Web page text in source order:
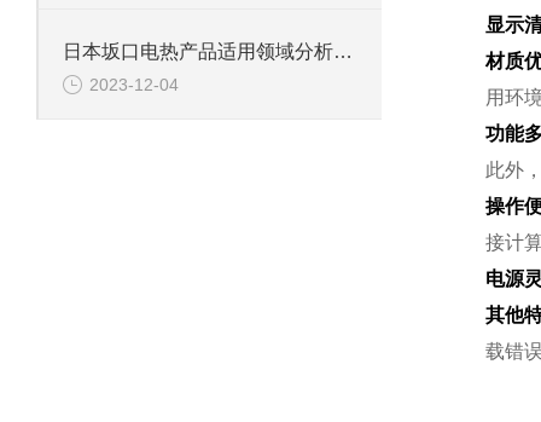
日本坂口电热产品适用领域分析讲解
2023-12-04
显示
材质
用环
功能
此外
操作
接计
电源
其他
载错